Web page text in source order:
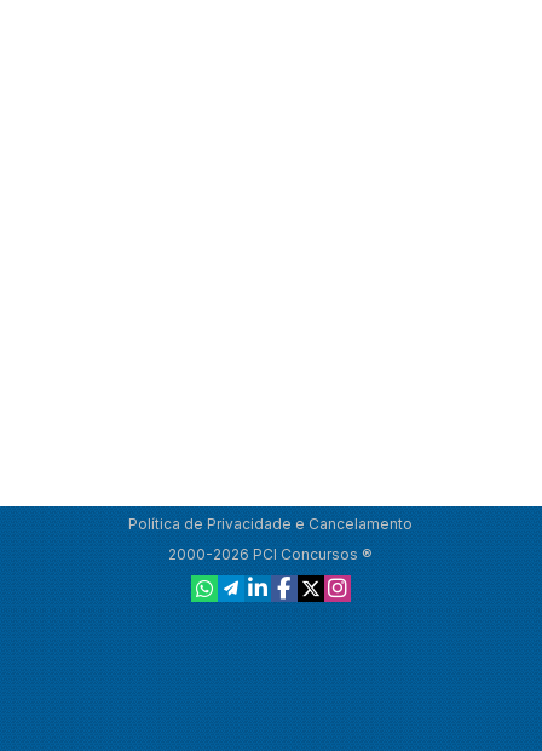
Política de Privacidade e Cancelamento
2000-2026 PCI Concursos ®